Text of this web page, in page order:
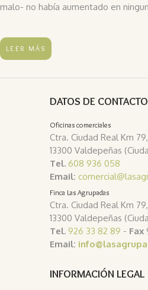
malo- no había aumentado en
LEER MÁS
DATOS DE CONTACTO
Oficinas comerciales
Ctra. Ciudad Real Km
13300 Valdepeñas
Tel. 608 936 058
Email:
Finca Las Agrupadas
Ctra. Ciudad Real Km
13300 Valdepeñas
Tel. 926 33 82 89 - Fax
Email:
INFORMACIÓN LEGAL